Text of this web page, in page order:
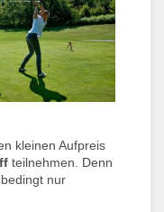
kleinen Aufpreis
teilnehmen. Denn
nur